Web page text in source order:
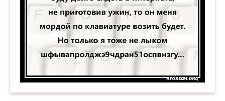
Муж мне сказал, что если я буду долго